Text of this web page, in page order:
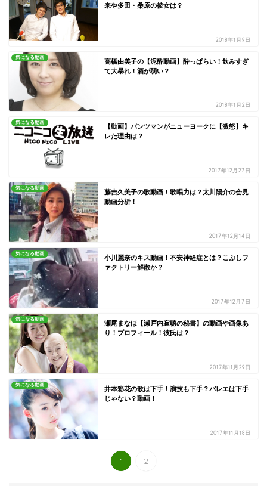
来や多田・桑原の彼女は？
2018年1月9日
気になる動画
高橋由美子の【泥酔動画】酔っぱらい！飲みすぎ
て大暴れ！酒が弱い？
2018年1月2日
気になる動画
【動画】パンツマンがニューヨークに【激怒】キ
レた理由は？
2017年12月27日
気になる動画
藤吉久美子の歌動画！歌唱力は？太川陽介の会見
動画分析！
2017年12月14日
気になる動画
小川麗奈のキス動画！不安神経症とは？こぶしフ
ァクトリー解散か？
2017年12月7日
気になる動画
瀬尾まなほ【瀬戸内寂聴の秘書】の動画や画像あ
り！プロフィール！彼氏は？
2017年11月29日
気になる動画
井本彩花の歌は下手！演技も下手？バレエは下手
じゃない？動画！
2017年11月18日
1 2